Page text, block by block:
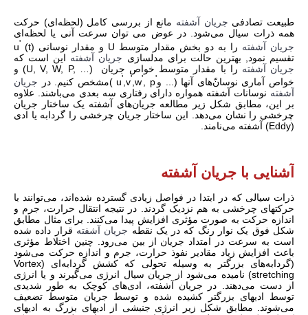
طبیعت تصادفی جریان آشفته مانع از بررسی کامل (لحظه‌ای) حرکت
همه ذرات سیال می‌شود. در عوض می توان سرعت آنی یا لحظه‌ای
جریان آشفته را به دو بخش مقدار متوسط U و مقدار نوسانی u ' (t)
تقسیم نمود, بهترین حالت برای مدلسازی جریان آشفته این است که
جریان آشفته را با مقدار متوسط خواص جریان (U, V, W, P, …)و
خواص آماری نوسان‌ّهای آنها
u',v',w', p' و ...) )مشخص کنیم. در جریان
آشفته نوسانات آشفته همواره دارای رفتاری سه بعدی می‌باشند. علاوه
بر این، مطابق شکل زیر مطالعه جریان‌های آشفته یک ساختار جریان
چرخشی را نشان می‌دهد. این ساختار جریان چرخشی را گردابه یا ادی
(Eddy) آشفته می‌نامند.
آشنایی با جریان آشفته
ذرات سیالی که در ابتدا در فواصل زیادی گسترده شده‌اند، می‌توانند با
حرکتهای چرخشی به هم نزدیک گردند. در نتیجه انتقال حرارت، جرم و
اندازه حرکت به صورت مؤثری افزایش پیدا می‌کنند. برای مثال مطابق
شکل فوق یک نوار رنگ که در یک نقطه جریان آشفته قرار داده شده
است به سرعت در امتداد جریان از بین می‌رود. چنین اختلاط مؤثری
باعث افزایش زیاد مقادیر نفوذ حرارت، جرم و اندازه حرکت می‌شود
(گردابه‌های بزرگتر به وسیله تحولی که کشش گردابه‌ای )
Vortex
stretching
( نامیده می‌شود از جریان سیال انرژی می‌گیرند و یا انرژی
از دست می‌دهند. در جریان آشفته، ادی‌های کوچک به طور شدیدی
توسط ادیهای بزرگتر کشیده شده و توسط جریان متوسط تضعیف
می‌شوند. مطابق شکل زیر انرژی جنبشی از ادیهای بزرگ به ادیهای